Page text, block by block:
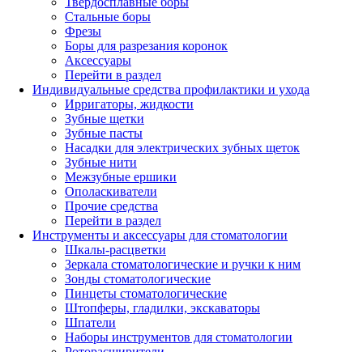
Стальные боры
Фрезы
Боры для разрезания коронок
Аксессуары
Перейти в раздел
Индивидуальные средства профилактики и ухода
Ирригаторы, жидкости
Зубные щетки
Зубные пасты
Насадки для электрических зубных щеток
Зубные нити
Межзубные ершики
Ополаскиватели
Прочие средства
Перейти в раздел
Инструменты и аксессуары для стоматологии
Шкалы-расцветки
Зеркала стоматологические и ручки к ним
Зонды стоматологические
Пинцеты стоматологические
Штопферы, гладилки, экскаваторы
Шпатели
Наборы инструментов для стоматологии